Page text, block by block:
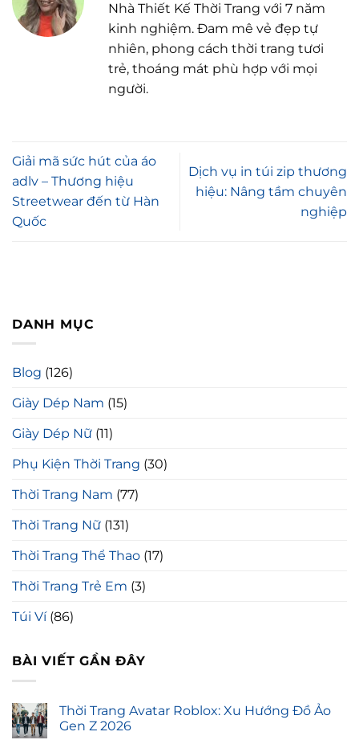
DANH MỤC
Blog (126)
Giày Dép Nam (15)
Giày Dép Nữ (11)
Phụ Kiện Thời Trang (30)
Thời Trang Nam (77)
Thời Trang Nữ (131)
Thời Trang Thể Thao (17)
Thời Trang Trẻ Em (3)
Túi Ví(86)
BÀI VIẾT GẦN ĐÂY
Thời Trang Avatar Roblox: Xu Hướng Đồ Ảo
Gen Z 2026
Nhà Thiết Kế Thời Trang với 7 năm
kinh nghiệm. Đam mê vẻ đẹp tự
nhiên, phong cách thời trang tươi
trẻ, thoáng mát phù hợp với mọi
người.
Giải mã sức hút của áo
adlv – Thương hiệu
Streetwear đến từ Hàn
Quốc
Dịch vụ in túi zip thương
hiệu: Nâng tầm chuyên
nghiệp